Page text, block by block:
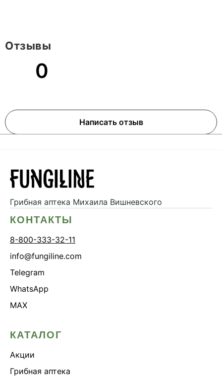
0
Написать отзыв
Отзывы
Грибная аптека Михаила Вишневского
КОНТАКТЫ
8-800-333-32-11
info@fungiline.com
Telegram
WhatsApp
MAX
КАТАЛОГ
Акции
Грибная аптека